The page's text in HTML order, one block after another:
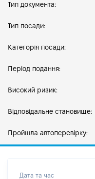
Тип документа:
Тип посади:
Категорія посади:
Період подання:
Високий ризик:
Відповідальне становище:
Пройшла автоперевірку:
Дата та час